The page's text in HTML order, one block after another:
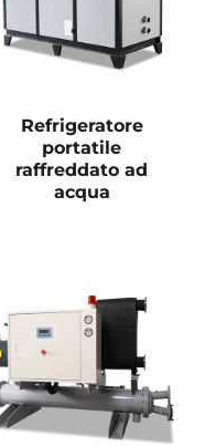
Refrigeratore
portatile
raffreddato ad
acqua